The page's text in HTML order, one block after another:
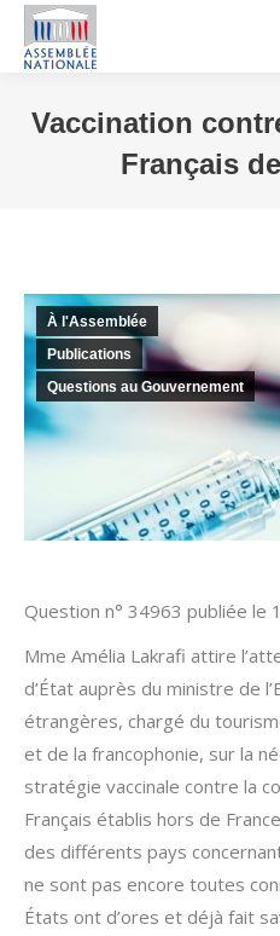
Vaccination
Français
À l'Assemblée
Publications
Questions au Gouvernement
Question n° 34963 publiée le
Mme Amélia Lakrafi attire
d’État auprès du ministre de
étrangères, chargé du
et de la francophonie, sur la
stratégie vaccinale contre la
Français établis hors de
des différents pays
ne sont pas encore toutes
États ont d’ores et déjà fait